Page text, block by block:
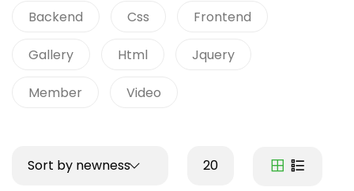
Backend Css Frontend
Gallery Html Jquery
Member Video
Sort by newness 20